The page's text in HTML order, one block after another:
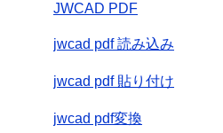
JWCAD PDF
jwcad pdf 読み込み
jwcad pdf 貼り付け
jwcad pdf変換